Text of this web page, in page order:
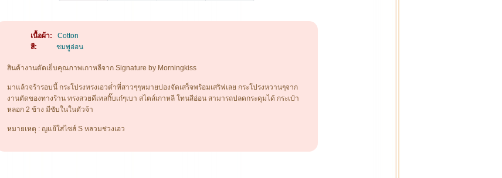
เนื้อผ้า:
Cotton
สี:
ชมพูอ่อน
สินค้างานตัดเย็บคุณภาพเกาหลีจาก Signature by Morningkiss
มาแล้วจร้ารอบนี้ กระโปรงทรงเอวต่ำที่สาวๆๆหมายปองจัดเสร็จพร้อมเสริฟเลย กระโปรงหวานๆจาก
งานตัดของทางร้าน ทรงสวยดีเทลกิ๊บเก๋ๆเบา สไตส์เกาหลี โทนสีอ่อน สามารถปลดกระดุมได้ กระเป๋า
หลอก 2 ข้าง มีซับในในตัวจ้า
หมายเหตุ : ญแย้ใส่ไซส์ S หลวมช่วงเอว